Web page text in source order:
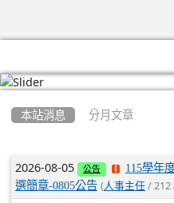
本站消息 分月文章
文章列表
2026-08-05 公告
115學年
選簡章-0805公告 ( 人事主任 / 212